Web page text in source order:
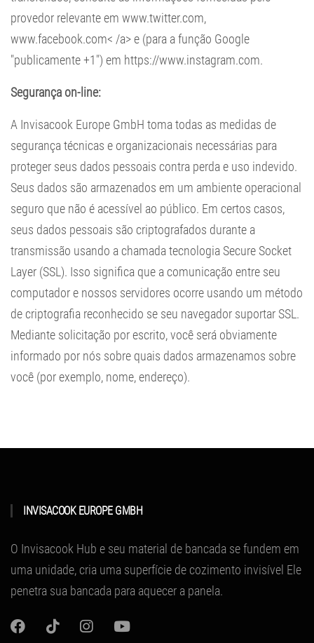
provedor relevante em www.twitter.com,
www.facebook.com< /a> e (para a função Google
"publicamente +1") em https://www.instagram.com.
Segurança on-line:
A Invisacook Europe GmbH toma todas as medidas de
segurança técnicas e organizacionais necessárias para
proteger seus dados pessoais contra perda e uso indevido.
Seus dados são armazenados em um ambiente operacional
seguro que não é acessível ao público. Em certos casos,
seus dados pessoais são criptografados durante a
transmissão usando a chamada tecnologia Secure Socket
Layer (SSL). Isso significa que a comunicação entre seu
computador e nossos servidores ocorre usando um método
de criptografia reconhecido se seu navegador suportar SSL.
Mediante solicitação por escrito, você será obviamente
informado por nós sobre quais dados armazenamos sobre
você (por exemplo, nome, endereço).
INVISACOOK EUROPE GMBH
O Invisacook Hub e seu material de bancada se fundem em
uma unidade, cria uma superfície de cozimento invisível Ele
penetra sua bancada para aquecer a panela.